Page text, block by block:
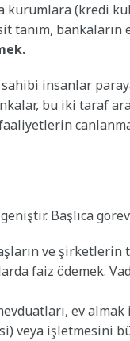
kurumlara (kredi
tanım,
insanlar
bu iki taraf
Başlıca
ve şirketlerin
faiz ödemek.
ev
veya işletmesini